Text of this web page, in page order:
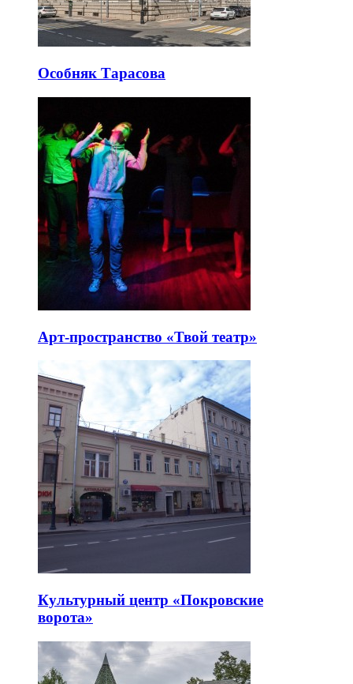
Особняк Тарасова
Арт-пространство «Твой театр»
Культурный центр «Покровские
ворота»